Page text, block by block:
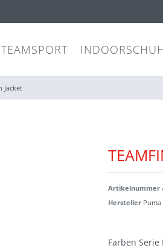
TEAMSPORT
Jacket
Artikelnummer
Hersteller Puma
Farben Serie